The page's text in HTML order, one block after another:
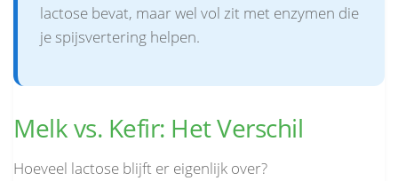
lactose bevat, maar wel vol zit met enzymen die
je spijsvertering helpen.
Melk vs. Kefir: Het Verschil
Hoeveel lactose blijft er eigenlijk over?